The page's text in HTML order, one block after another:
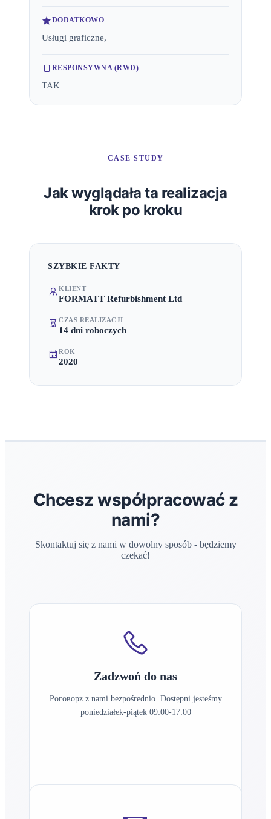
DODATKOWO
Usługi graficzne,
RESPONSYWNA (RWD)
TAK
CASE STUDY
Jak wyglądała ta realizacja
krok po kroku
SZYBKIE FAKTY
KLIENT
FORMATT Refurbishment Ltd
CZAS REALIZACJI
14 dni roboczych
ROK
2020
Chcesz współpracować z
nami?
Skontaktuj się z nami w dowolny sposób - będziemy
czekać!
Zadzwoń do nas
Poговорz z nami bezpośrednio. Dostępni jesteśmy
poniedziałek-piątek 09:00-17:00